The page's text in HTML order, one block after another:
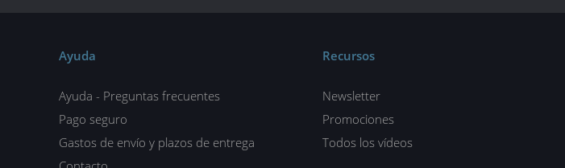
Ayuda
Ayuda - Preguntas frecuentes
Pago seguro
Gastos de envío y plazos de entrega
Recursos
Newsletter
Promociones
Todos los vídeos